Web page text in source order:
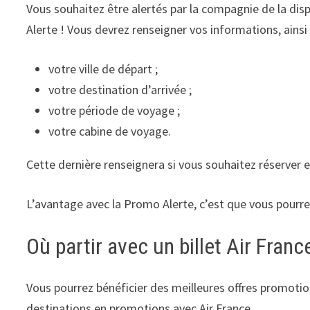
Vous souhaitez être alertés par la compagnie de la
Alerte ! Vous devrez renseigner vos informations, ainsi
votre ville de départ ;
votre destination d’arrivée ;
votre période de voyage ;
votre cabine de voyage.
Cette dernière renseignera si vous souhaitez réserver
L’avantage avec la Promo Alerte, c’est que vous
Où partir avec un billet Air
Vous pourrez bénéficier des meilleures offres